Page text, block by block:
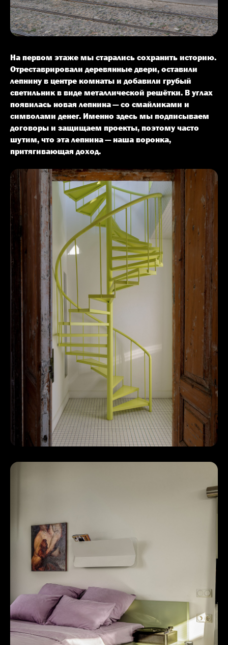
На первом этаже мы старались сохранить историю.
Отреставрировали деревянные двери, оставили
лепнину в центре комнаты и добавили грубый
светильник в виде металлической решётки. В углах
появилась новая лепнина — со смайликами и
символами денег. Именно здесь мы подписываем
договоры и защищаем проекты, поэтому часто
шутим, что эта лепнина — наша воронка,
притягивающая доход.